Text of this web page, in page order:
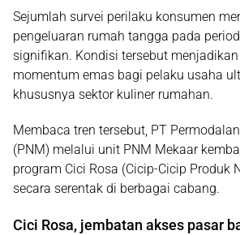
Sejumlah survei perilaku konsumen
pengeluaran rumah tangga pada
signifikan. Kondisi tersebut
momentum emas bagi pelaku usaha
khususnya sektor kuliner rumahan.
Membaca tren tersebut, PT
(PNM) melalui unit PNM Mekaar
program Cici Rosa (Cicip-Cicip Produk
secara serentak di berbagai cabang.
Cici Rosa, jembatan akses pasar